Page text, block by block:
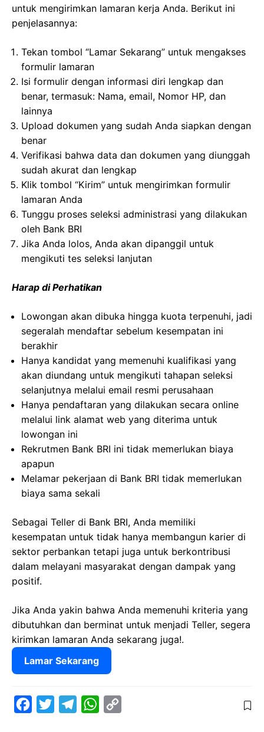
untuk mengirimkan lamaran kerja Anda. Berikut ini
penjelasannya:
Tekan tombol “Lamar Sekarang” untuk mengakses
formulir lamaran
Isi formulir dengan informasi diri lengkap dan
benar, termasuk: Nama, email, Nomor HP, dan
lainnya
Upload dokumen yang sudah Anda siapkan dengan
benar
Verifikasi bahwa data dan dokumen yang diunggah
sudah akurat dan lengkap
Klik tombol “Kirim” untuk mengirimkan formulir
lamaran Anda
Tunggu proses seleksi administrasi yang dilakukan
oleh Bank BRI
Jika Anda lolos, Anda akan dipanggil untuk
mengikuti tes seleksi lanjutan
Harap di Perhatikan
Lowongan akan dibuka hingga kuota terpenuhi, jadi
segeralah mendaftar sebelum kesempatan ini
berakhir
Hanya kandidat yang memenuhi kualifikasi yang
akan diundang untuk mengikuti tahapan seleksi
selanjutnya melalui email resmi perusahaan
Hanya pendaftaran yang dilakukan secara online
melalui link alamat web yang diterima untuk
lowongan ini
Rekrutmen Bank BRI ini tidak memerlukan biaya
apapun
Melamar pekerjaan di Bank BRI tidak memerlukan
biaya sama sekali
Sebagai Teller di Bank BRI, Anda memiliki
kesempatan untuk tidak hanya membangun karier di
sektor perbankan tetapi juga untuk berkontribusi
dalam melayani masyarakat dengan dampak yang
positif.
Jika Anda yakin bahwa Anda memenuhi kriteria yang
dibutuhkan dan berminat untuk menjadi Teller, segera
kirimkan lamaran Anda sekarang juga!.
Lamar Sekarang
W